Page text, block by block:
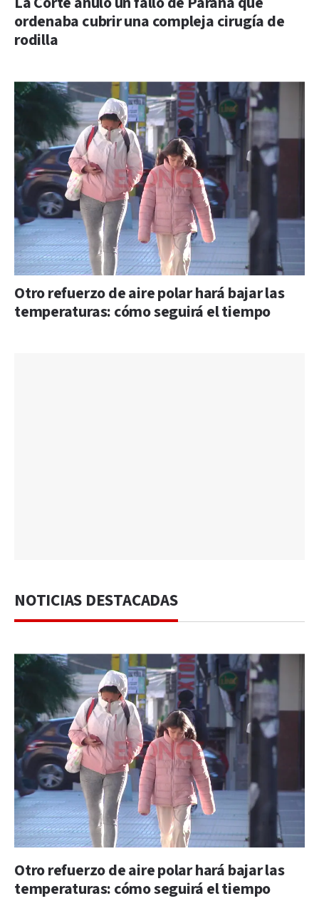
ordenaba cubrir una compleja cirugía de
rodilla
Otro refuerzo de aire polar hará bajar las
temperaturas: cómo seguirá el tiempo
NOTICIAS DESTACADAS
Otro refuerzo de aire polar hará bajar las
temperaturas: cómo seguirá el tiempo